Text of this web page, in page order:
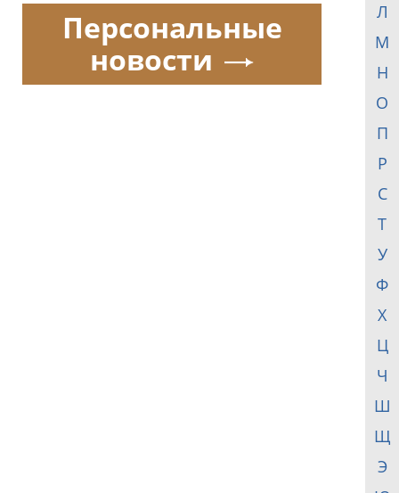
Л
М
Н
О
П
Р
С
Т
У
Ф
Х
Ц
Ч
Ш
Щ
Э
Персональные
новости